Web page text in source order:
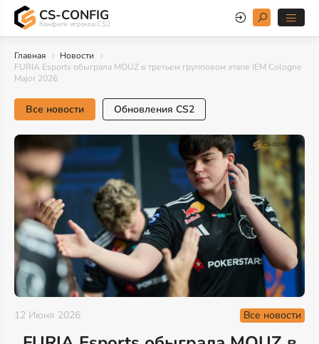
CS-CONFIG
Конфиги игроков CS2
Главная
Новости
FURIA Esports обыграла MOUZ в третьем групповом этапе IEM Cologne
Major 2026
Все новости Обновления CS2
12 Июня 2026 Все новости